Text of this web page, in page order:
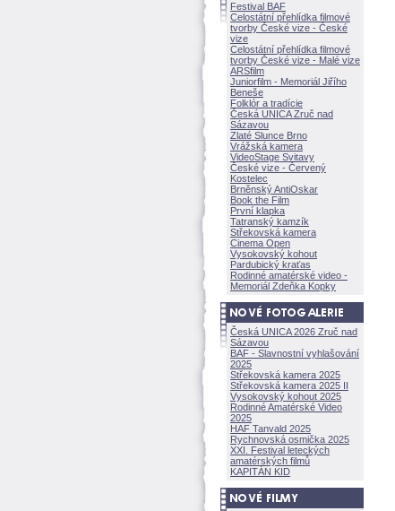
Festival BAF
Celostátní přehlídka filmové
tvorby České vize - České
vize
Celostátní přehlídka filmové
tvorby České vize - Malé vize
ARSfilm
Juniorfilm - Memoriál Jiřího
Beneše
Folklór a tradície
Česká UNICA Zruč nad
Sázavou
Zlaté Slunce Brno
Vrážská kamera
VideoStage Svitavy
České vize - Červený
Kostelec
Brněnský AntiOskar
Book the Film
První klapka
Tatranský kamzík
Střekovská kamera
Cinema Open
Vysokovský kohout
Pardubický kraťas
Rodinné amatérské video -
Memoriál Zdeňka Kopky
Česká UNICA 2026 Zruč nad
Sázavou
BAF - Slavnostní vyhlašování
2025
Střekovská kamera 2025
Střekovská kamera 2025 II
Vysokovský kohout 2025
Rodinné Amatérské Video
2025
HAF Tanvald 2025
Rychnovská osmička 2025
XXI. Festival leteckých
amatérských filmů
KAPITÁN KID